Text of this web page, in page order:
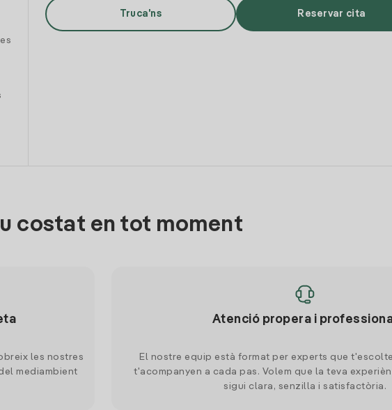
Truca'ns Reservar cita
costat en tot moment
les nostres
mediambient
Atenció propera i
El nostre equip està format per experts que
t'acompanyen a cada pas. Volem que la teva
sigui clara, senzilla i satisfactòria.